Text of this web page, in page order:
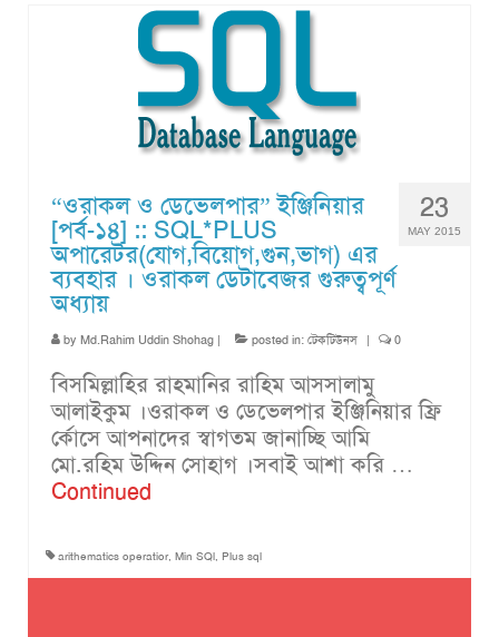
23
MAY 2015
“ওরাকল ও ডেভেলপার” ইঞ্জিনিয়ার
[পর্ব-১৪] :: SQL*PLUS
অপারেটর(যোগ,বিয়োগ,গুন,ভাগ) এর
ব‌্যবহার । ওরাকল ডেটাবেজর গুরুত্বপূর্ণ
অধ্যায়
by Md.Rahim Uddin Shohag | posted in: টেকটিউনস | 0
বিসমিল্লাহির রাহমানির রাহিম আসসালামু
আলাইকুম ।ওরাকল ও ডেভেলপার ইঞ্জিনিয়ার ফ্রি
র্কোসে আপনাদের স্বাগতম জানাচ্ছি আমি
মো.রহিম উদ্দিন সোহাগ ।সবাই আশা করি …
Continued
arithematics operatior, Min SQl, Plus sql